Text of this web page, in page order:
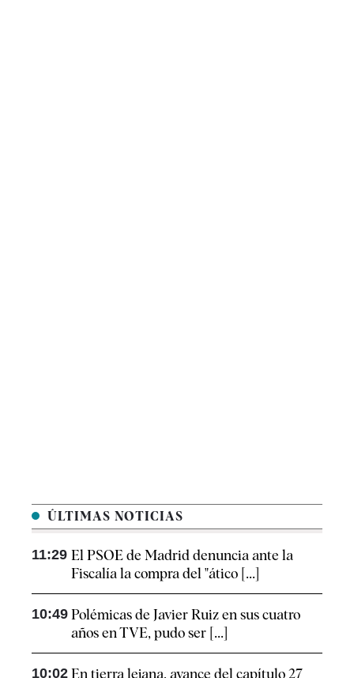
ÚLTIMAS NOTICIAS
11:29 El PSOE de Madrid denuncia ante la
Fiscalía la compra del "ático [...]
10:49 Polémicas de Javier Ruiz en sus cuatro
años en TVE, pudo ser [...]
10:02 En tierra lejana, avance del capítulo 27